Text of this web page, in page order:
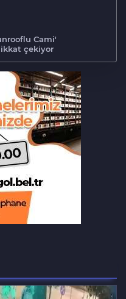
Cami'
çekiyor
gerginlik
sıçrayan yangın
geçirdi
Bursa'da müzik
oluyor